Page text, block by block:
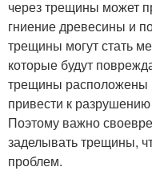
через трещины может
гниение древесины и
трещины могут стать
которые будут
трещины расположены
привести к
Поэтому важно
заделывать трещины,
проблем.